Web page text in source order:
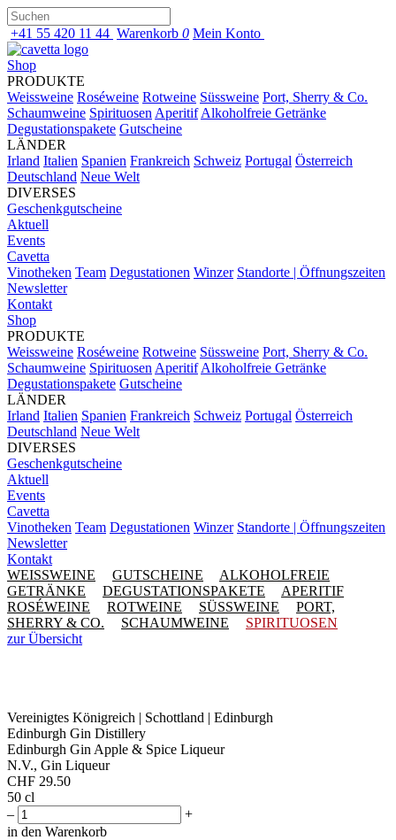
+41 55 420 11 44 Warenkorb 0 Mein Konto
Shop
PRODUKTE
Weissweine Roséweine Rotweine Süssweine Port, Sherry & Co.
Schaumweine Spirituosen Aperitif Alkoholfreie Getränke
Degustationspakete Gutscheine
LÄNDER
Irland Italien Spanien Frankreich Schweiz Portugal Österreich
Deutschland Neue Welt
DIVERSES
Geschenkgutscheine
Aktuell
Events
Cavetta
Vinotheken Team Degustationen Winzer Standorte | Öffnungszeiten
Newsletter
Kontakt
Shop
PRODUKTE
Weissweine Roséweine Rotweine Süssweine Port, Sherry & Co.
Schaumweine Spirituosen Aperitif Alkoholfreie Getränke
Degustationspakete Gutscheine
LÄNDER
Irland Italien Spanien Frankreich Schweiz Portugal Österreich
Deutschland Neue Welt
DIVERSES
Geschenkgutscheine
Aktuell
Events
Cavetta
Vinotheken Team Degustationen Winzer Standorte | Öffnungszeiten
Newsletter
Kontakt
WEISSWEINE
GUTSCHEINE
ALKOHOLFREIE
GETRÄNKE
DEGUSTATIONSPAKETE
APERITIF
ROSÉWEINE
ROTWEINE SÜSSWEINE
PORT,
SHERRY & CO.
SCHAUMWEINE
SPIRITUOSEN
zur Übersicht
Vereinigtes Königreich | Schottland | Edinburgh
Edinburgh Gin Distillery
Edinburgh Gin Apple & Spice Liqueur
N.V., Gin Liqueur
CHF 29.50
50 cl
–
+
in den Warenkorb